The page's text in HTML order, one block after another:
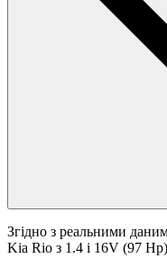
Згідно з реальними
Kia Rio з 1.4 i 16V (97